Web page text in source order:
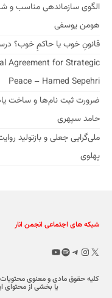
الگوی سازماندهی مناسب و
هومن یوسفی
قانونِ خوب یا حاکمِ خوب؟ درسی
Agreement for Strategic
Peace – Hamed Sepehri
ضرورت ثبت نام‌ها و ساخت
حامد سپهری
ملی‌گرایی جعلی و بازتولید
پهلوی
شبکه های اجتماعی انجمن انار
X اینستاگرم
تلگرام
اسپاتیفای
یوتیوب
کلیه حقوق مادی و معنوی
یا بخشی از محتوای